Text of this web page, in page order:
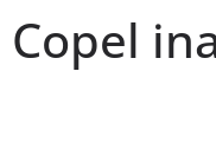
Copel